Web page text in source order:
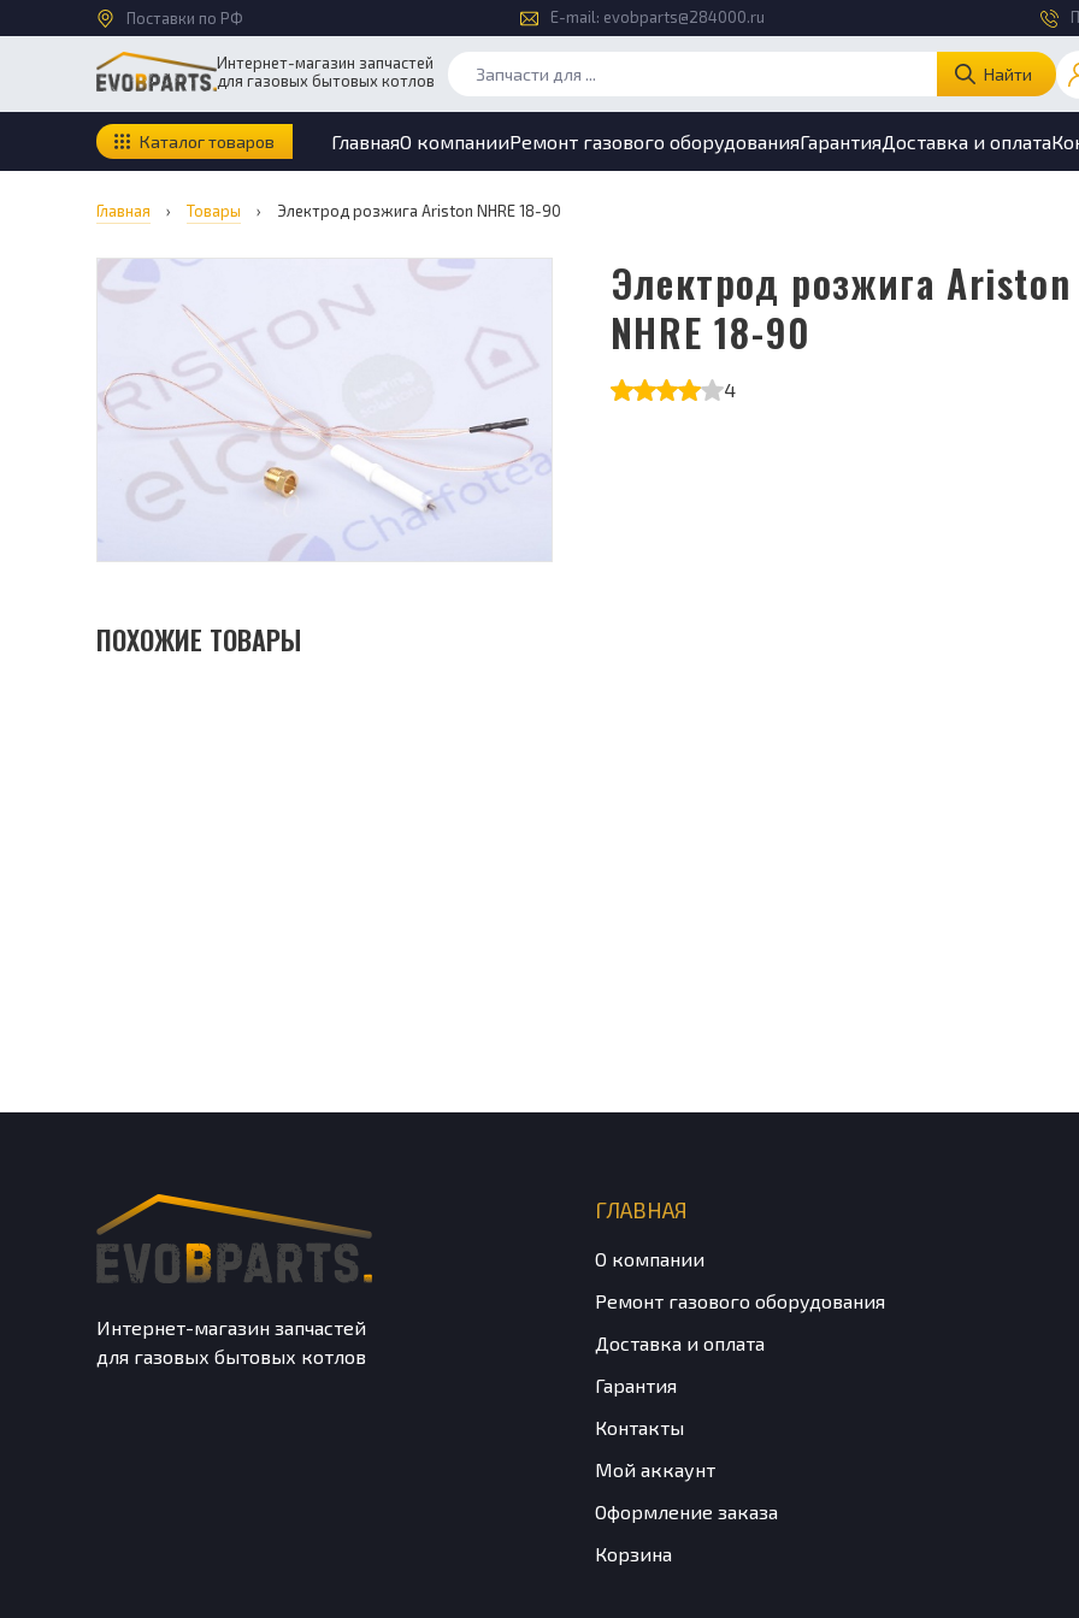
Поставки по РФ E-mail: evobparts@284000.ru
Интернет-магазин запчастей
для газовых бытовых котлов
Найти
Каталог товаров ГлавнаяО компанииРемонт газового оборудованияГарантияДоставка и оплата
Главная › Товары › Электрод розжига Ariston NHRE 18-90
Электрод розжига Ariston
NHRE 18-90
4
ПОХОЖИЕ ТОВАРЫ
Интернет-магазин запчастей
для газовых бытовых котлов
ГЛАВНАЯ
О компании
Ремонт газового оборудования
Доставка и оплата
Гарантия
Контакты
Мой аккаунт
Оформление заказа
Корзина